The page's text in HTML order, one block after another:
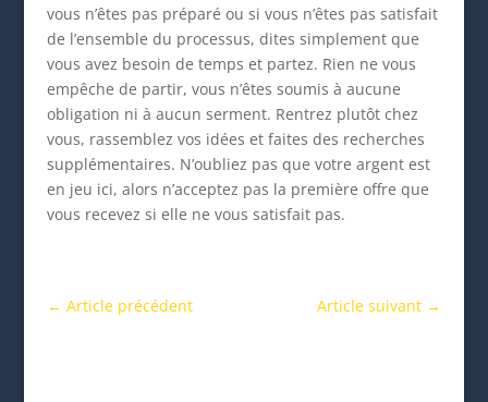
vous n’êtes pas préparé ou si vous n’êtes pas satisfait
de l’ensemble du processus, dites simplement que
vous avez besoin de temps et partez. Rien ne vous
empêche de partir, vous n’êtes soumis à aucune
obligation ni à aucun serment. Rentrez plutôt chez
vous, rassemblez vos idées et faites des recherches
supplémentaires. N’oubliez pas que votre argent est
en jeu ici, alors n’acceptez pas la première offre que
vous recevez si elle ne vous satisfait pas.
← Article précédent Article suivant →